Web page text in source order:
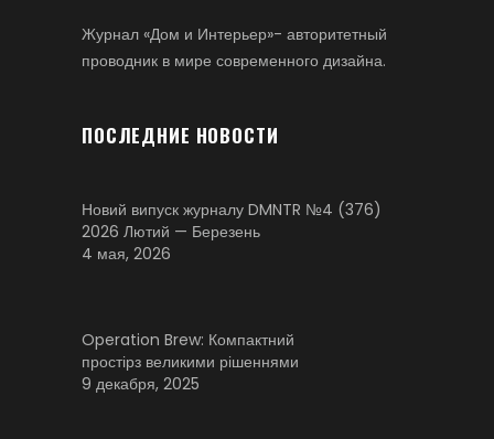
Журнал «Дом и Интерьер»- авторитетный
проводник в мире современного дизайна.
ПОСЛЕДНИЕ НОВОСТИ
Новий випуск журналу DMNTR №4 (376)
2026 Лютий — Березень
4 мая, 2026
Operation Brew: Компактний
простірз великими рішеннями
9 декабря, 2025